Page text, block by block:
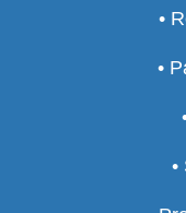
•
•
•